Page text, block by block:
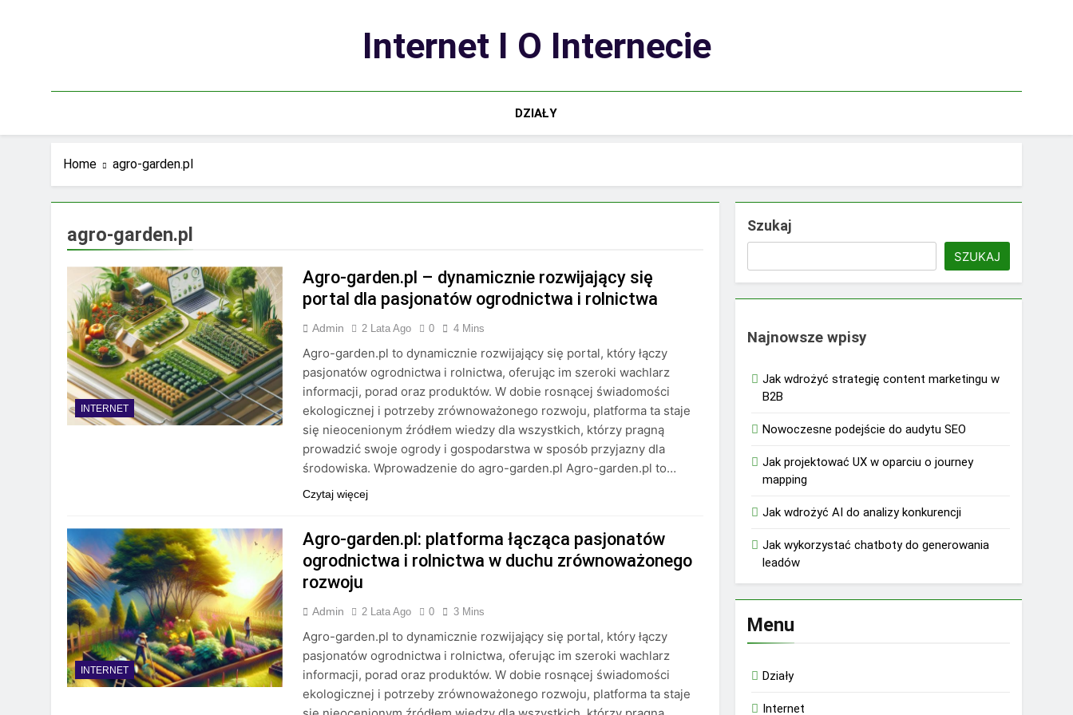
Internet I O Internecie
DZIAŁY
Home agro-garden.pl
agro-garden.pl
INTERNET
Agro-garden.pl – dynamicznie rozwijający się
portal dla pasjonatów ogrodnictwa i rolnictwa
Admin 2 Lata Ago 0 4 Mins
Agro-garden.pl to dynamicznie rozwijający się portal, który łączy
pasjonatów ogrodnictwa i rolnictwa, oferując im szeroki wachlarz
informacji, porad oraz produktów. W dobie rosnącej świadomości
ekologicznej i potrzeby zrównoważonego rozwoju, platforma ta staje
się nieocenionym źródłem wiedzy dla wszystkich, którzy pragną
prowadzić swoje ogrody i gospodarstwa w sposób przyjazny dla
środowiska. Wprowadzenie do agro-garden.pl Agro-garden.pl to…
Czytaj więcej
INTERNET
Agro-garden.pl: platforma łącząca pasjonatów
ogrodnictwa i rolnictwa w duchu zrównoważonego
rozwoju
Admin 2 Lata Ago 0 3 Mins
Agro-garden.pl to dynamicznie rozwijający się portal, który łączy
pasjonatów ogrodnictwa i rolnictwa, oferując im szeroki wachlarz
informacji, porad oraz produktów. W dobie rosnącej świadomości
ekologicznej i potrzeby zrównoważonego rozwoju, platforma ta staje
Szukaj
SZUKAJ
Najnowsze wpisy
Jak wdrożyć strategię content marketingu w
B2B
Nowoczesne podejście do audytu SEO
Jak projektować UX w oparciu o journey
mapping
Jak wdrożyć AI do analizy konkurencji
Jak wykorzystać chatboty do generowania
leadów
Menu
Działy
Internet